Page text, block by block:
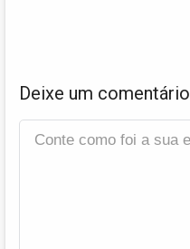
Deixe um comentário